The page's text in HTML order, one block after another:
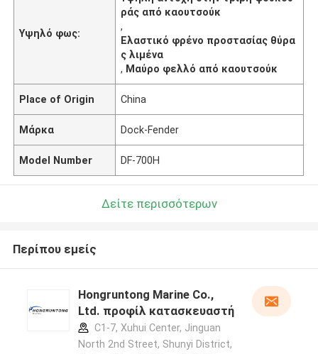
Υψηλό φως:
ράς από καουτσούκ
,
Ελαστικό φρένο προστασίας θύρα
ς λιμένα
, Μαύρο φελλό από καουτσούκ
Place of Origin China
Μάρκα Dock-Fender
Model Number DF-700H
Δείτε περισσότερων
Περίπου εμείς
Hongruntong Marine Co.,
Ltd. προφίλ κατασκευαστή
C1-7, Xuhui Center, Jinguan
North 2nd Street, Shunyi District,